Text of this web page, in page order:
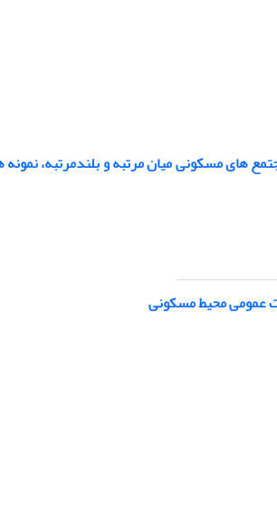
های مسکونی میان مرتبه و بلندمرتبه،
عمومی محیط مسکونی